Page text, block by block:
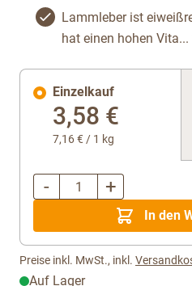
Lammleber ist
hat einen hohen Vita...
Einzelkauf
3,58 €
7,16 € / 1 kg
Menge
- +
In den
Preise inkl. MwSt., inkl.
Auf Lager